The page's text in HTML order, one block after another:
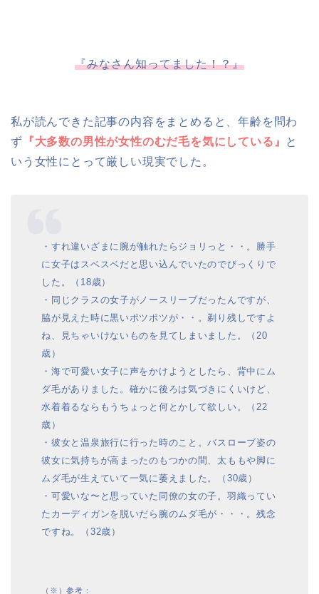
『みなさん知ってました！？』
私が読んできた記事の内容をまとめると、年齢を問わ
ず 『大多数の男性が女性のむだ毛を気にしている』 と
いう女性にとって厳しい現実でした。
・すれ違いざまに腕が触れたらジョリっと・・。勝手
に女子はスベスベだと思い込んでいたのでびっくりで
した。（18歳）
・同じクラスの女子がノースリーブだったんですが、
脇が見えた時に黒いポツポツが・・。剃り残しですよ
ね、見ちゃいけないものを見てしまいました。（20
歳）
・海で可愛い女子に声をかけようとしたら、背中にム
ダ毛がありました。確かに後ろは気づきにくいけど、
水着着るならもうちょっと何とかして欲しい。（22
歳）
・彼女と温泉旅行に行った時のこと。バスローブ姿の
彼女に気持ちが高まったのもつかの間、太ももや脚に
ムダ毛が生えていて一気に萎えました。（30歳）
・可愛いな〜と思っていた同僚の女の子。羽織ってい
たカーディガンを脱いだら腕のムダ毛が・・・。残念
ですね。（32歳）
（※）参考：